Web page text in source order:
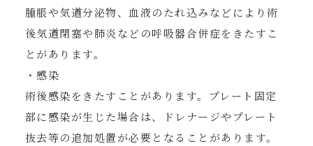
腫脹や気道分泌物、血液のたれ込みなどにより術
後気道閉塞や肺炎などの呼吸器合併症をきたすこ
とがあります。
・感染
術後感染をきたすことがあります。プレート固定
部に感染が生じた場合は、ドレナージやプレート
抜去等の追加処置が必要となることがあります。